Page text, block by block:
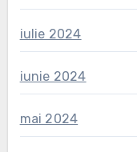
iulie 2024
iunie 2024
mai 2024